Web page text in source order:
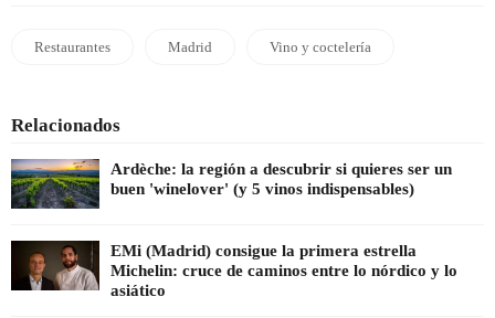
Restaurantes Madrid Vino y coctelería
Relacionados
Ardèche: la región a descubrir si quieres ser un
buen 'winelover' (y 5 vinos indispensables)
EMi (Madrid) consigue la primera estrella
Michelin: cruce de caminos entre lo nórdico y lo
asiático